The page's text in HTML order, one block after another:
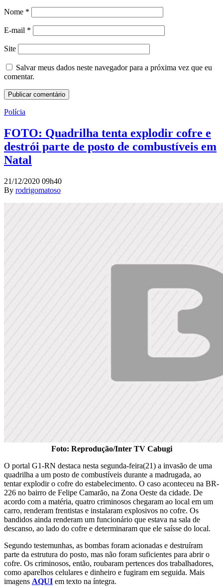
Nome *
E-mail *
Site
Salvar meus dados neste navegador para a próxima vez que eu
comentar.
Polícia
FOTO: Quadrilha tenta explodir cofre e
destrói parte de posto de combustíveis em
Natal
21/12/2020 09h40
By rodrigomatoso
Foto: Reprodução/Inter TV Cabugi
O portal G1-RN destaca nesta segunda-feira(21) a invasão de uma
quadrilha a um posto de combustíveis durante a madrugada, ao
tentar explodir o cofre do estabelecimento. O caso aconteceu na BR-
226 no bairro de Felipe Camarão, na Zona Oeste da cidade. De
acordo com a matéria, quatro criminosos chegaram ao local em um
carro, renderam frentistas e instalaram explosivos no cofre. Os
bandidos ainda renderam um funcionário que estava na sala de
descanso, ao lado do cofre e determinaram que ele saísse do local.
Segundo testemunhas, as bombas foram acionadas e destruíram
parte da estrutura do posto, mas não foram suficientes para abrir o
cofre. Os criminosos, então, roubaram pertences dos trabalhadores,
como aparelhos celulares e dinheiro e fugiram em seguida. Mais
imagens AQUI em texto na íntegra.